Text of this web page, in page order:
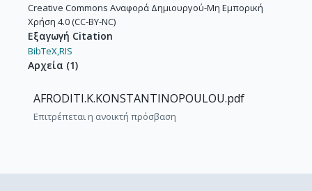
Creative Commons Αναφορά Δημιουργού-Μη Εμπορική
Χρήση 4.0 (CC-BY-NC)
Εξαγωγή Citation
BibTeX,RIS
Αρχεία (1)
AFRODITI.K.KONSTANTINOPOULOU.pdf
Επιτρέπεται η ανοικτή πρόσβαση